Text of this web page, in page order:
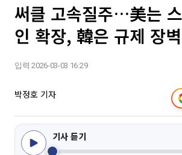
써클 고속질주…美는
인 확장, 韓은 규제 장벽
입력 2026-03-03 16:29
박정호 기자
기사 듣기